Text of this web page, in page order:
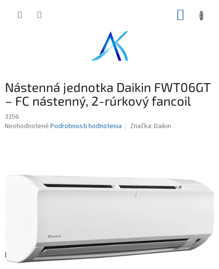
Nástenná jednotka Daikin FWT06GT
– FC nástenný, 2-rúrkový fancoil
3356
Priemerné
hviezdičiek.
Neohodnotené Podrobnosti hodnotenia Značka: Daikin